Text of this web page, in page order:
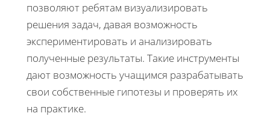
позволяют ребятам визуализировать
решения задач, давая возможность
экспериментировать и анализировать
полученные результаты. Такие инструменты
дают возможность учащимся разрабатывать
свои собственные гипотезы и проверять их
на практике.